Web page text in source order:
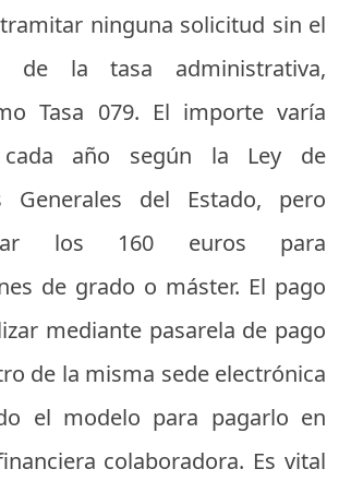
ninguna solicitud sin el
de la tasa administrativa,
Tasa 079. El importe varía
cada año según la Ley de
Generales del Estado, pero
los 160 euros para
de grado o máster. El pago
mediante pasarela de pago
de la misma sede electrónica
el modelo para pagarlo en
colaboradora. Es vital